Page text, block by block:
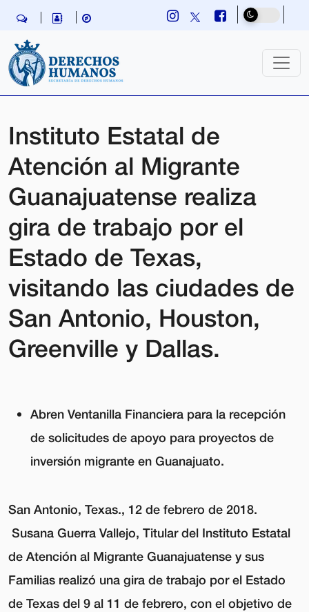
Instituto Estatal de
Atención al Migrante
Guanajuatense realiza
gira de trabajo por el
Estado de Texas,
visitando las ciudades de
San Antonio, Houston,
Greenville y Dallas.
Abren Ventanilla Financiera para la recepción
de solicitudes de apoyo para proyectos de
inversión migrante en Guanajuato.
San Antonio, Texas., 12 de febrero de 2018.
Susana Guerra Vallejo, Titular del Instituto Estatal
de Atención al Migrante Guanajuatense y sus
Familias realizó una gira de trabajo por el Estado
de Texas del 9 al 11 de febrero, con el objetivo de